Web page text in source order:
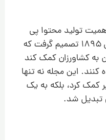
تولید محتوا پی
برد، جان دیر بود. او در سال ۱۸۹۵ تصمیم گرفت که
به کشاورزان کمک کند
کنند. این مجله نه تنها
کمک کرد، بلکه به یک
تبدیل شد.